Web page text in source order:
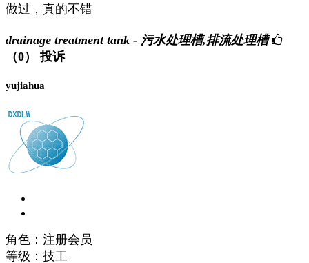
做过，真的不错
drainage treatment tank - 污水处理槽,排流处理槽
（0）
投诉
yujiahua
角色：注册会员
等级：技工